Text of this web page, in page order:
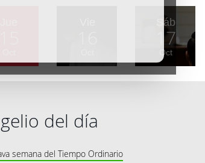
Sáb
17
Oct
del día
semana del Tiempo Ordinario